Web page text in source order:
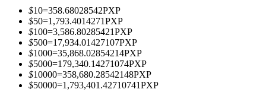
Information
$10=358.68028542PXP
$50=1,793.4014271PXP
$100=3,586.80285421PXP
$500=17,934.01427107PXP
$1000=35,868.02854214PXP
$5000=179,340.14271074PXP
$10000=358,680.28542148PXP
$50000=1,793,401.42710741PXP